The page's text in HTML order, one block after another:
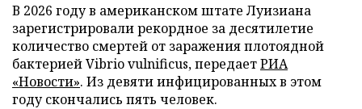
В 2026 году в американском штате Луизиана
зарегистрировали рекордное за десятилетие
количество смертей от заражения плотоядной
бактерией Vibrio vulnificus, передаетРИА
«Новости». Из девяти инфицированных в этом
году скончались пять человек.